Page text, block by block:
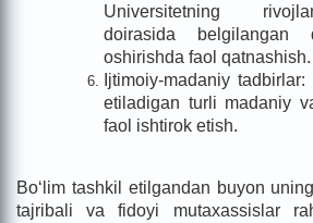
Universitetning
doirasida belgilangan
oshirishda faol qatnashish.
Ijtimoiy-madaniy
etiladigan turli madaniy
faol ishtirok etish.
Bo‘lim tashkil etilgandan buyon
tajribali va fidoyi mutaxassislar